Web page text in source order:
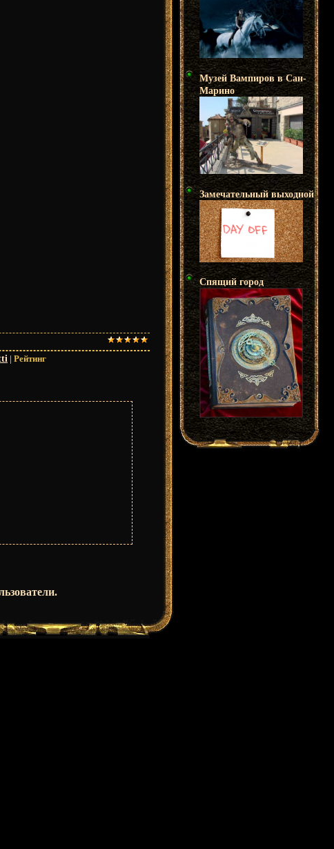
| Рейтинг
Музей Вампиров в Сан-
Марино
Замечательный выходной
Спящий город